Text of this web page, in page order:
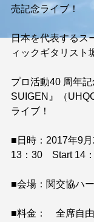
売記念ライブ！
日本を代表するス
ィックギタリスト
プロ活動40 周年
SUIGEN』（
ライブ！
■日時：2017年9
13：30　Start 14
■会場：関交協ハ
■料金：　全席自